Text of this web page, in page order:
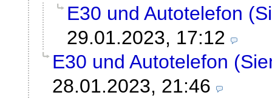
E30 und Autotelefon
29.01.2023, 17:12
E30 und Autotelefon
28.01.2023, 21:46